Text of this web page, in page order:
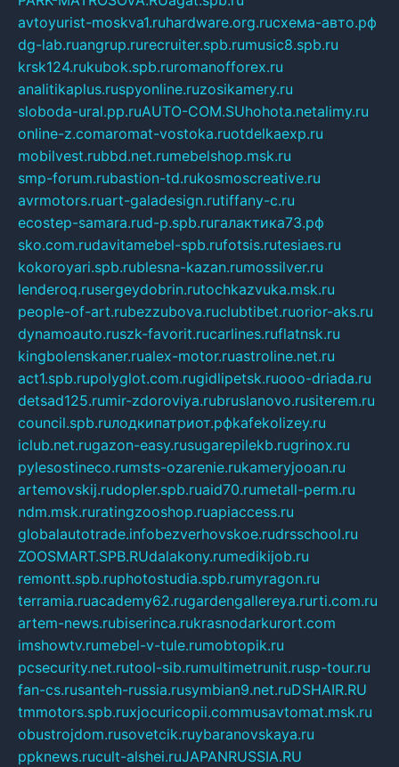
avtoyurist-moskva1.ruhardware.org.ruсхема-авто.рф
dg-lab.ruangrup.rurecruiter.spb.rumusic8.spb.ru
krsk124.rukubok.spb.ruromanofforex.ru
analitikaplus.ruspyonline.ruzosikamery.ru
sloboda-ural.pp.ruAUTO-COM.SUhohota.netalimy.ru
online-z.comaromat-vostoka.ruotdelkaexp.ru
mobilvest.rubbd.net.rumebelshop.msk.ru
smp-forum.rubastion-td.rukosmoscreative.ru
avrmotors.ruart-galadesign.rutiffany-c.ru
ecostep-samara.rud-p.spb.ruгалактика73.рф
sko.com.rudavitamebel-spb.rufotsis.rutesiaes.ru
kokoroyari.spb.rublesna-kazan.rumossilver.ru
lenderoq.rusergeydobrin.rutochkazvuka.msk.ru
people-of-art.rubezzubova.ruclubtibet.ruorior-aks.ru
dynamoauto.ruszk-favorit.rucarlines.ruflatnsk.ru
kingbolenskaner.rualex-motor.ruastroline.net.ru
act1.spb.rupolyglot.com.rugidlipetsk.ruooo-driada.ru
detsad125.rumir-zdoroviya.rubruslanovo.rusiterem.ru
council.spb.ruлодкипатриот.рфkafekolizey.ru
iclub.net.rugazon-easy.rusugarepilekb.rugrinox.ru
pylesostineco.rumsts-ozarenie.rukameryjooan.ru
artemovskij.rudopler.spb.ruaid70.rumetall-perm.ru
ndm.msk.ruratingzooshop.ruapiaccess.ru
globalautotrade.infobezverhovskoe.rudrsschool.ru
ZOOSMART.SPB.RUdalakony.rumedikijob.ru
remontt.spb.ruphotostudia.spb.rumyragon.ru
terramia.ruacademy62.rugardengallereya.rurti.com.ru
artem-news.rubiserinca.rukrasnodarkurort.com
imshowtv.rumebel-v-tule.rumobtopik.ru
pcsecurity.net.rutool-sib.rumultimetrunit.rusp-tour.ru
fan-cs.rusanteh-russia.rusymbian9.net.ruDSHAIR.RU
tmmotors.spb.ruxjocuricopii.commusavtomat.msk.ru
obustrojdom.rusovetcik.ruybaranovskaya.ru
ppknews.rucult-alshei.ruJAPANRUSSIA.RU